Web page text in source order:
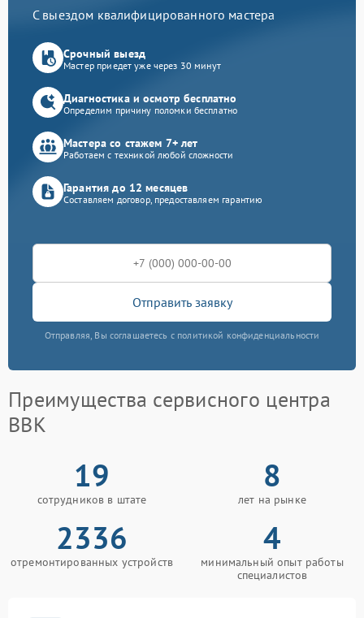
С выездом квалифицированного мастера
Срочный выезд
Мастер приедет уже через 30 минут
Диагностика и осмотр бесплатно
Определим причину поломки бесплатно
Мастера со стажем 7+ лет
Работаем с техникой любой сложности
Гарантия до 12 месяцев
Составляем договор, предоставляем гарантию
Отправить заявку
Отправляя, Вы соглашаетесь с политикой конфиденциальности
Преимущества сервисного центра
BBK
19
сотрудников в штате
8
лет на рынке
2336
отремонтированных устройств
4
минимальный опыт работы
специалистов